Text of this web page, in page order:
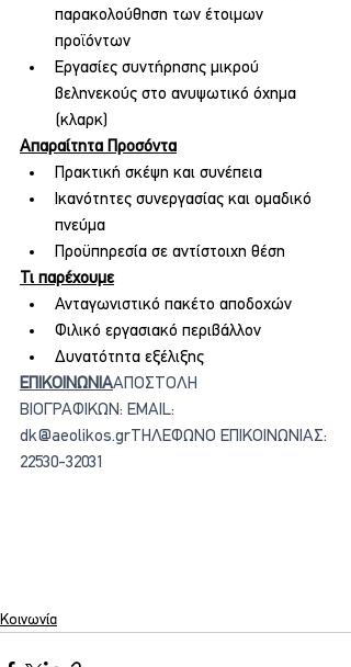
παρακολούθηση των έτοιμων
προϊόντων
Εργασίες συντήρησης μικρού
βεληνεκούς στο ανυψωτικό όχημα
(κλαρκ)
Απαραίτητα Προσόντα
Πρακτική σκέψη και συνέπεια
Ικανότητες συνεργασίας και ομαδικό
πνεύμα
Προϋπηρεσία σε αντίστοιχη θέση
Τι παρέχουμε
Ανταγωνιστικό πακέτο αποδοχών
Φιλικό εργασιακό περιβάλλον
Δυνατότητα εξέλιξης
ΕΠΙΚΟΙΝΩΝΙΑΑΠΟΣΤΟΛΗ
ΒΙΟΓΡΑΦΙΚΩΝ: EMAIL:
dk@aeolikos.grΤΗΛΕΦΩΝΟ ΕΠΙΚΟΙΝΩΝΙΑΣ:
22530-32031
Κοινωνία